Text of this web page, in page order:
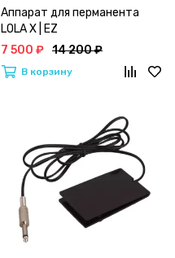
Аппарат для перманента
LOLA X | EZ
7 500 ₽ 14 200 ₽
В корзину